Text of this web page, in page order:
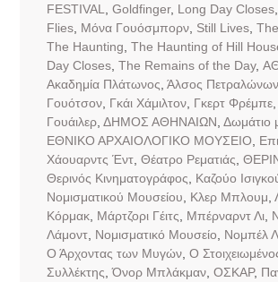
FESTIVAL
Goldfinger, Long Day Closes,
Flies, Mόνα Γουόσμπορν, Still Lives,
The Haunting The Haunting of Hill
Day Closes, The Remains of the Day,
Ακαδημία Πλάτωνος Άλσος Πετραλώνων
Γουότσον, Γκάι Χάμιλτον, Γκερτ Φρέμπε,
Γουάιλερ, ΔΗΜΟΣ ΑΘΗΝΑΙΩΝ Δωμάτιο
ΕΘΝΙΚΟ ΑΡΧΑΙΟΛΟΓΙΚΟ ΜΟΥΣΕΙΟ
Χάουαρντς Έντ, Θέατρο Ρεματιάς
Θερινός Κινηματογράφος
Καζούο
Νομισματικού Μουσείου
Κλερ Μπλουμ
Κόρμακ, Μάρτζορι Γέιτς Μπέρναρντ Λι,
Λάμοντ, Νομισματικό Μουσείο Νομπέλ
Ο Άρχοντας των Μυγών, Ο
Συλλέκτης ,Όνορ Μπλάκμαν, ΟΣΚΑΡ,